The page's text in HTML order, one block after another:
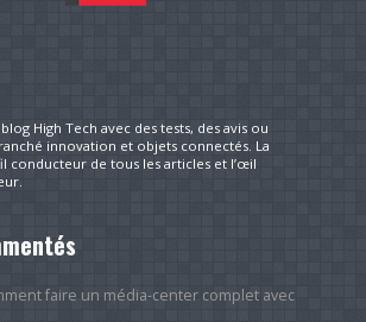
High Tech avec des tests, des avis ou
innovation et objets connectés. La
conducteur de tous les articles et l’œil
faire un média-center complet avec